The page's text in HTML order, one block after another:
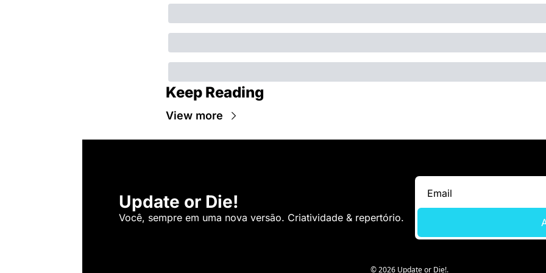
Keep Reading
View more
Update or Die!
Você, sempre em uma nova versão. Criatividade & repertório.
© 2026 Update or Die!.